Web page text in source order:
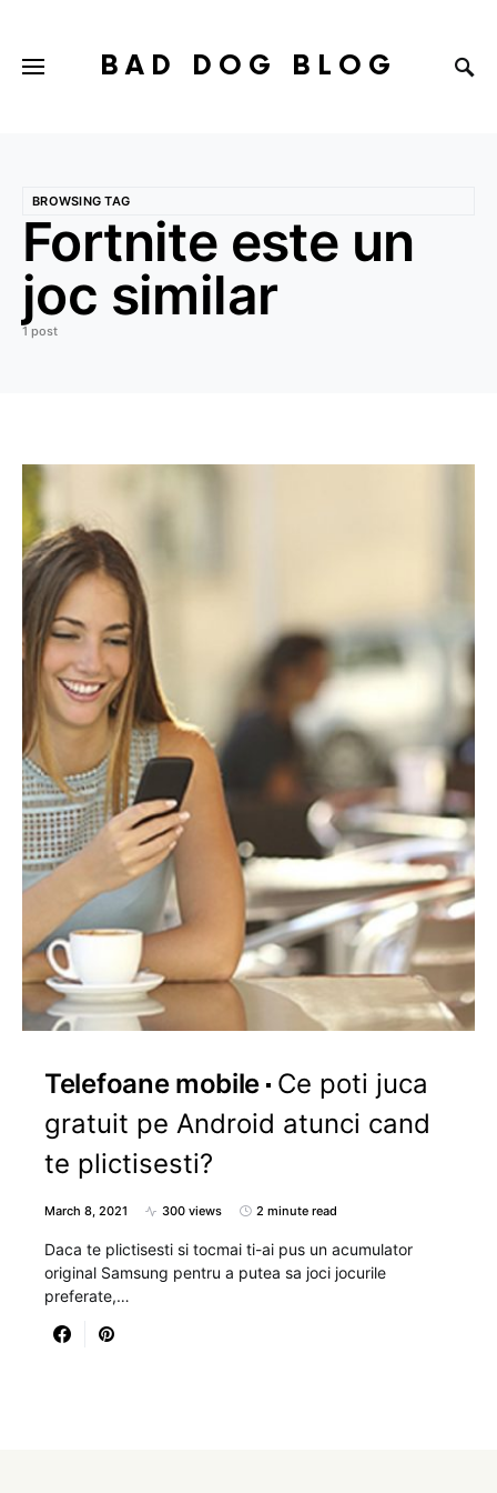
BAD DOG BLOG
BROWSING TAG
Fortnite este un
joc similar
1 post
Telefoane mobile Ce poti juca
gratuit pe Android atunci cand
te plictisesti?
March 8, 2021 300 views 2 minute read
Daca te plictisesti si tocmai ti-ai pus un acumulator
original Samsung pentru a putea sa joci jocurile
preferate,…